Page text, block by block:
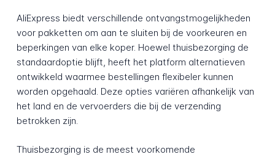
AliExpress biedt verschillende ontvangstmogelijkheden
voor pakketten om aan te sluiten bij de voorkeuren en
beperkingen van elke koper. Hoewel thuisbezorging de
standaardoptie blijft, heeft het platform alternatieven
ontwikkeld waarmee bestellingen flexibeler kunnen
worden opgehaald. Deze opties variëren afhankelijk van
het land en de vervoerders die bij de verzending
betrokken zijn.
Thuisbezorging is de meest voorkomende